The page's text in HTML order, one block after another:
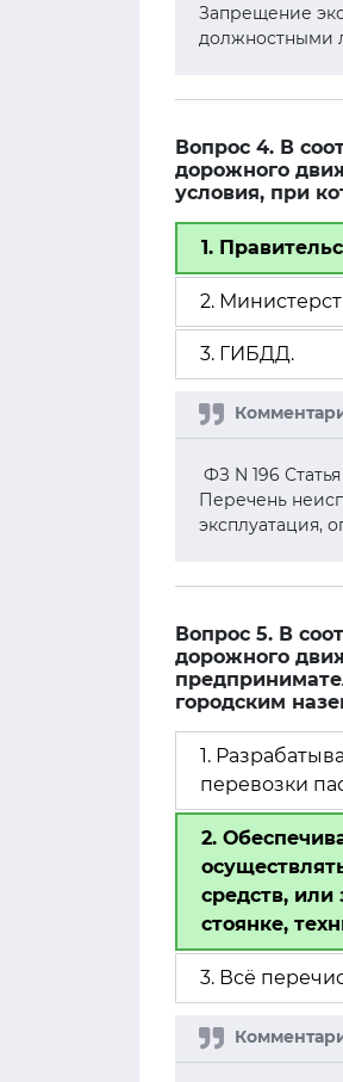
Запрещение
должностными
Вопрос 4. В
дорожного
условия, при
1.
2.
3. ГИБДД.
ФЗ N 196
Перечень
эксплуатация,
Вопрос 5. В
дорожного
городским
1.
перевозки
2.
средств,
стоянке,
3. Всё